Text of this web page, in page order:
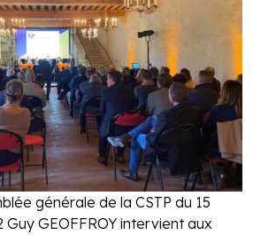
générale de la CSTP du 15
GEOFFROY intervient aux